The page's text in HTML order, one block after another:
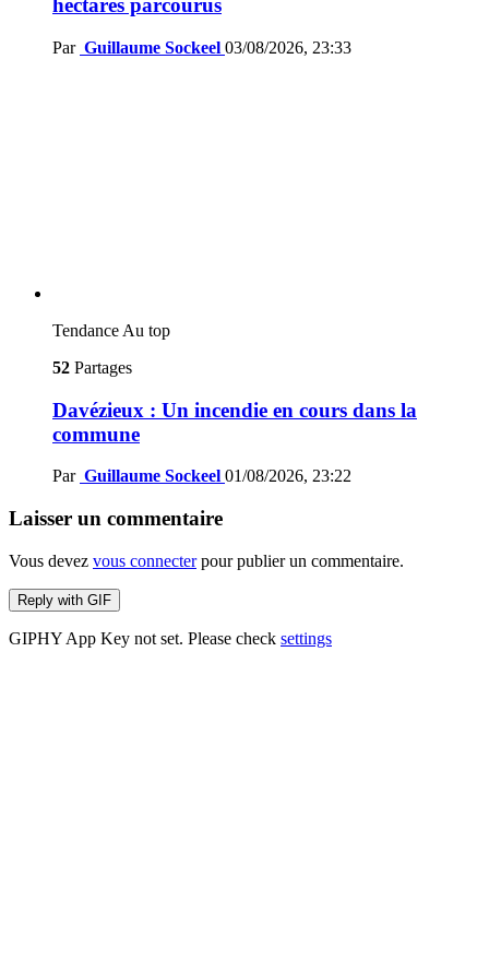
hectares parcourus
Par Guillaume Sockeel 03/08/2026, 23:33
Tendance Au top
52 Partages
Davézieux : Un incendie en cours dans la
commune
Par Guillaume Sockeel 01/08/2026, 23:22
Laisser un commentaire
Vous devez vous connecterpour publier un commentaire.
Reply with GIF
GIPHY App Key not set. Please check settings